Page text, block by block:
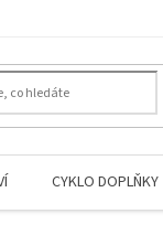
CYKLO DOPLŇKY